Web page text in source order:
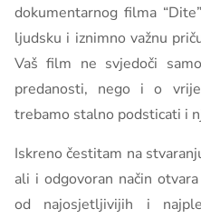
dokumentarnog filma
ljudsku i iznimno važnu
Vaš film ne svjedoči
predanosti, nego i o
trebamo stalno podsticati i
Iskreno čestitam na
ali i odgovoran način
od najosjetljivijih i